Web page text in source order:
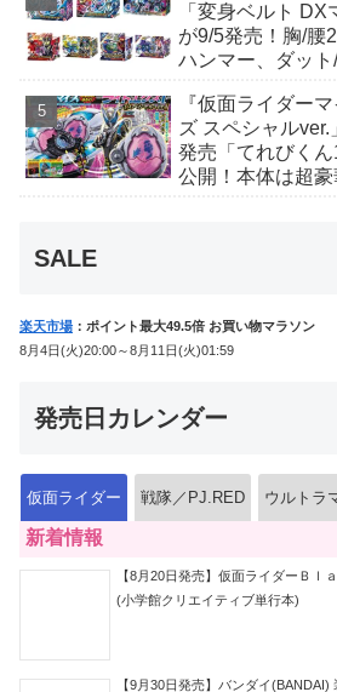
「変身ベルト DX
が9/5発売！胸/腰
ハンマー、ダッ
クルも！
『仮面ライダー
ズ スペシャル
発売「てれびく
公開！本体は超
SALE
楽天市場 ：ポイント最大49.5倍 お買い物マラソン
8月4日(火)20:00～8月11日(火)01:59
発売日カレンダー
仮面ライダー 戦隊／PJ.RED ウルトラ
新着情報
【8月20日発売】仮面ライダーＢ
(小学館クリエイティブ単行本)
【9月30日発売】バンダイ